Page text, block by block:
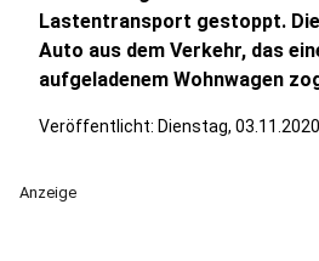
Lastentransport gestoppt.
Auto aus dem Verkehr, das
aufgeladenem Wohnwagen
Veröffentlicht: Dienstag,
Anzeige